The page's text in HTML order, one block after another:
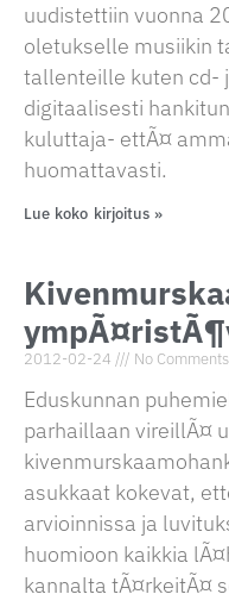
uudistettiin vuonna
oletukselle musiikin
tallenteille kuten cd-
digitaalisesti
kuluttaja- ettÃ¤
huomattavasti.
Lue koko kirjoitus »
2012-02-24 No Comments
Eduskunnan
parhaillaan vireillÃ¤
asukkaat kokevat,
arvioinnissa ja
huomioon kaikkia
kannalta tÃ¤rkeitÃ¤